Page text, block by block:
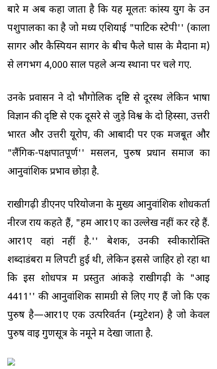
बारे में अब कहा जाता है कि यह मूलतः कांस्य युग के उन
पशुपालकों का है जो मध्य एशियाई "पोंटिक स्टेपी'' (काला
सागर और कैस्पियन सागर के बीच फैले घास के मैदानों में)
से लगभग 4,000 साल पहले अन्य स्थानों पर चले गए.
उनके प्रवासन ने दो भौगोलिक दृष्टि से दूरस्थ लेकिन भाषा
विज्ञान की दृष्टि से एक दूसरे से जुड़े विश्व के दो हिस्सों, उत्तरी
भारत और उत्तरी यूरोप, की आबादी पर एक मजबूत और
"लैंगिक-पक्षपातपूर्ण'' मसलन, पुरुष प्रधान समाज का
आनुवांशिक प्रभाव छोड़ा है.
राखीगढ़ी डीएनए परियोजना के मुख्य आनुवांशिक शोधकर्ता
नीरज राय कहते हैं, "हम आर1ए का उल्लेख नहीं कर रहे हैं.
आर1ए वहां नहीं है.'' बेशक, उनकी स्वीकारोक्ति
शब्दाडंबरों में लिपटी हुई थी, लेकिन इससे जाहिर हो रहा था
कि इस शोधपत्र में प्रस्तुत आंकड़े राखीगढ़ी के "आइ
4411'' की आनुवांशिक सामग्री से लिए गए हैं जो कि एक
पुरुष है—आर1ए एक उत्परिवर्तन (म्युटेशन) है जो केवल
पुरुष वाइ गुणसूत्र के नमूने में देखा जाता है.